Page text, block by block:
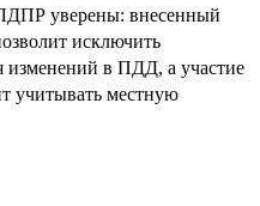
уверены: внесенный
исключить
изменений в ПДД, а участие
учитывать местную